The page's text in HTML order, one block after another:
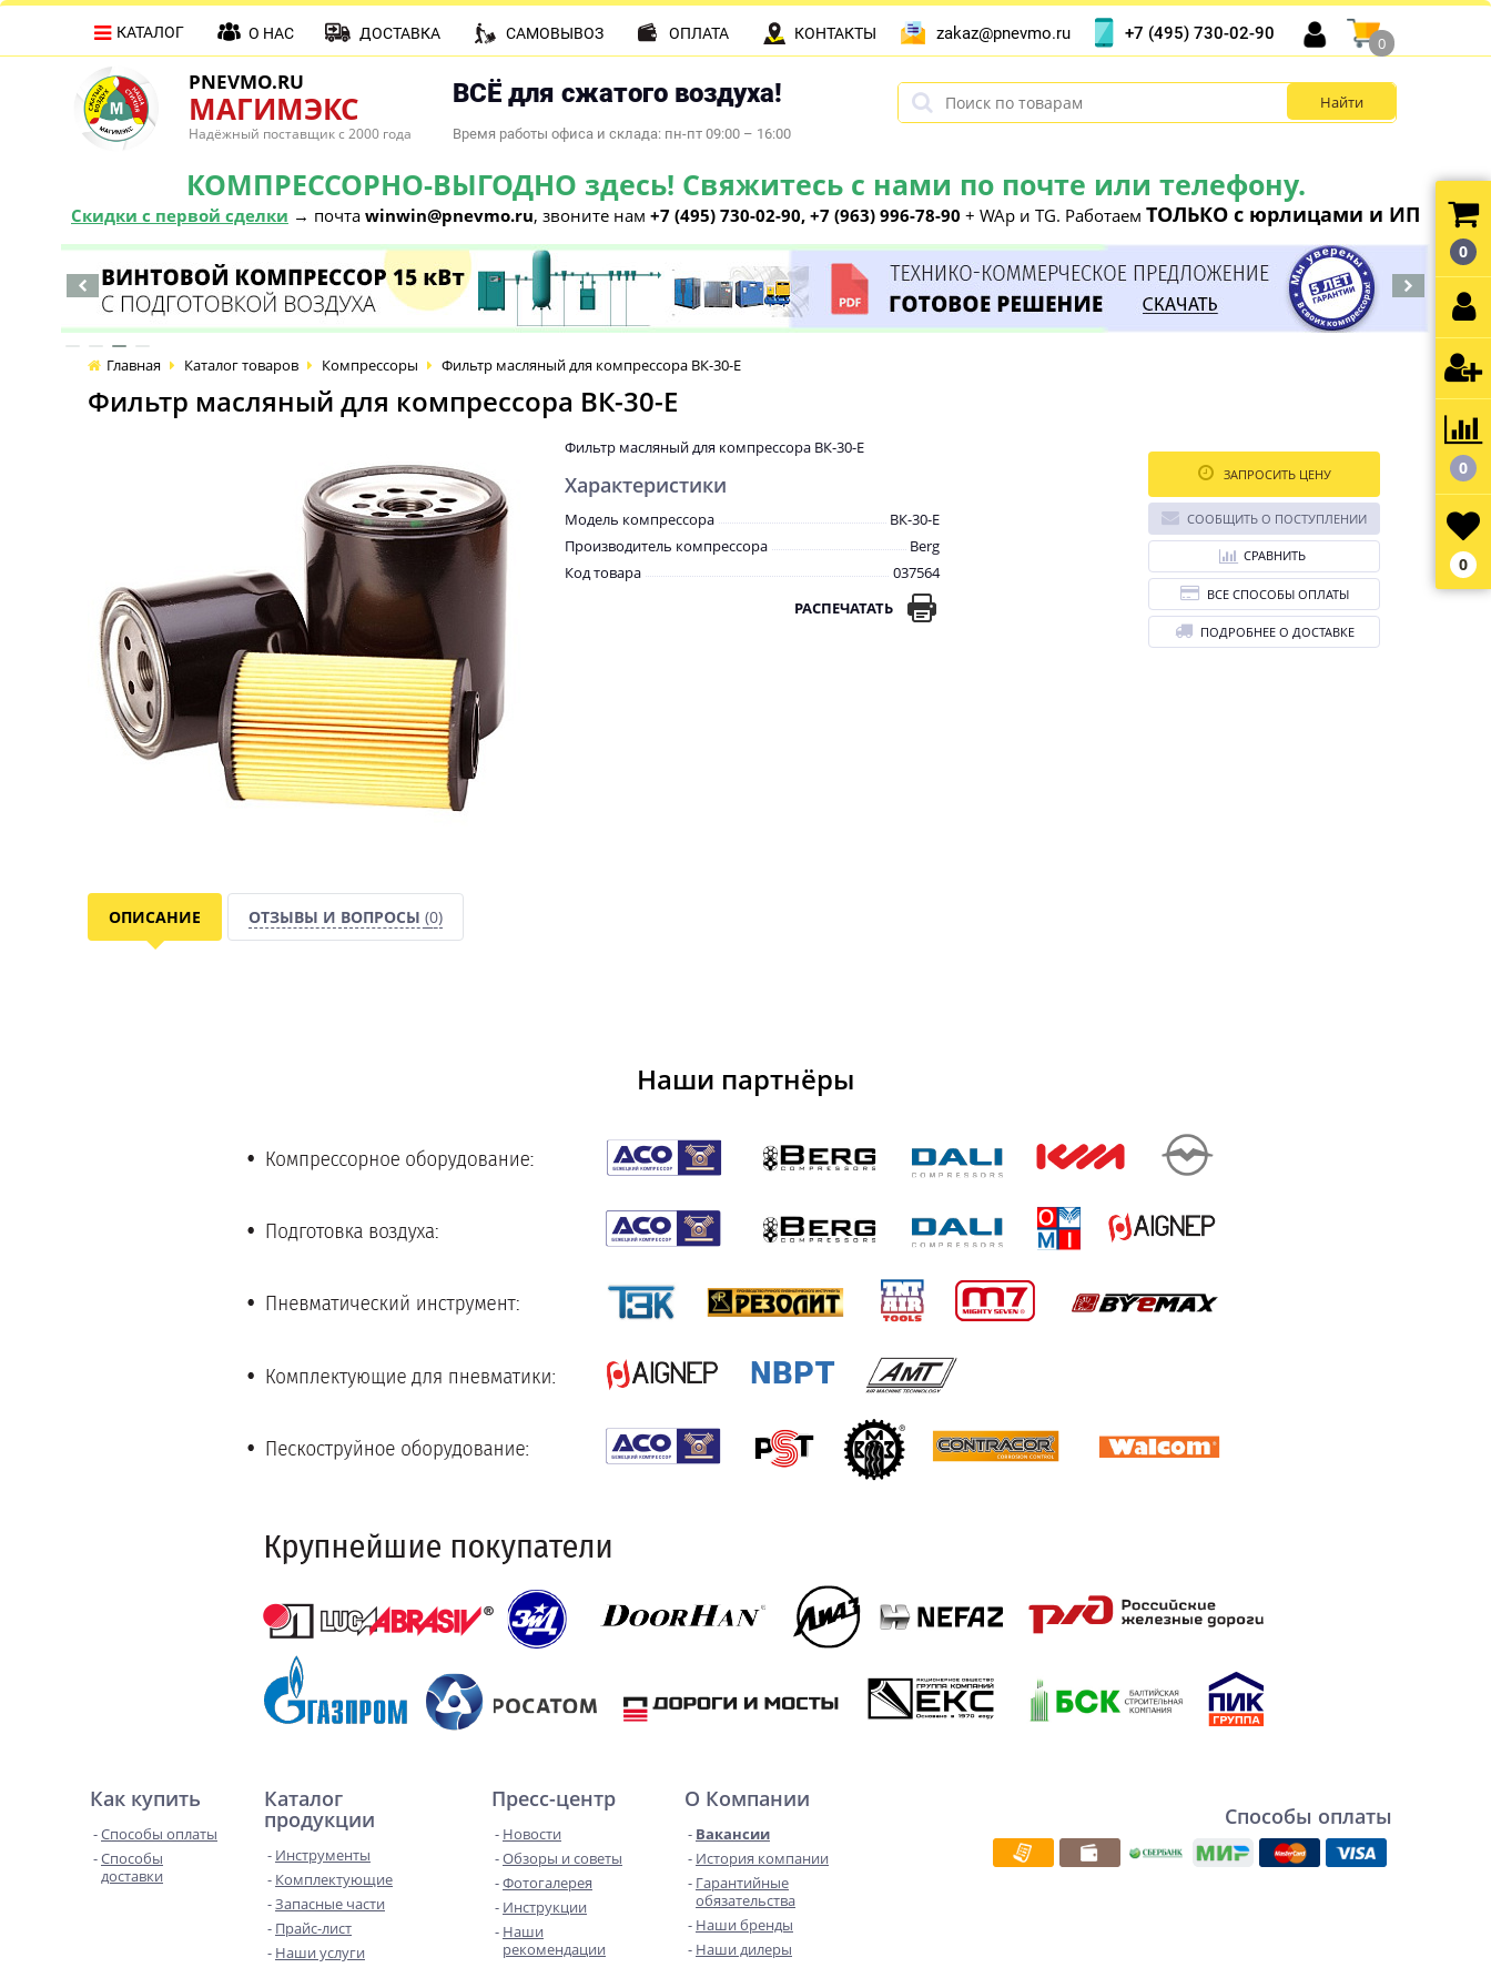
PNEVMO.RU
МАГИМЭКС
Надёжный поставщик с 2000 года
ВСЁ для сжатого воздуха!
Время работы офиса и склада: пн-пт 09:00 – 16:00
КОМПРЕССОРНО-ВЫГОДНО здесь! Свяжитесь с нами по почте или телефону.
Скидки с первой сделки → почта winwin@pnevmo.ru, звоните нам +7 (495) 730-02-90, +7 (963) 996-78-90 + WAp и TG. Работаем ТОЛЬКО с юрлицами и ИП
КАТАЛОГ О НАС ДОСТАВКА САМОВЫВОЗ ОПЛАТА КОНТАКТЫ zakaz@pnevmo.ru +7 (495) 730-02-90
0
Главная Каталог товаров Компрессоры Фильтр масляный для компрессора ВК-30-E
Фильтр масляный для компрессора ВК-30-E
Фильтр масляный для компрессора ВК-30-E
Характеристики
Модель компрессора
ВК-30-E
Производитель компрессора
Berg
Код товара
037564
РАСПЕЧАТАТЬ
ЗАПРОСИТЬ ЦЕНУ
СООБЩИТЬ О ПОСТУПЛЕНИИ
СРАВНИТЬ
ВСЕ СПОСОБЫ ОПЛАТЫ
ПОДРОБНЕЕ О ДОСТАВКЕ
ОПИСАНИЕ ОТЗЫВЫ И ВОПРОСЫ (0)
Наши партнёры
Как купить
Способы оплаты
Способы
доставки
Каталог
продукции
Инструменты
Комплектующие
Запасные части
Прайс-лист
Наши услуги
Пресс-центр
Новости
Обзоры и советы
Фотогалерея
Инструкции
Наши
рекомендации
О Компании
Вакансии
История компании
Гарантийные
обязательства
Наши бренды
Наши дилеры
Способы оплаты
0
0
0